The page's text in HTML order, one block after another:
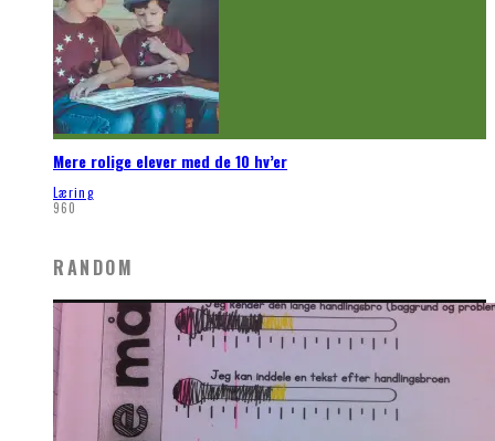
Mere rolige elever med de 10 hv’er
Læring
960
RANDOM